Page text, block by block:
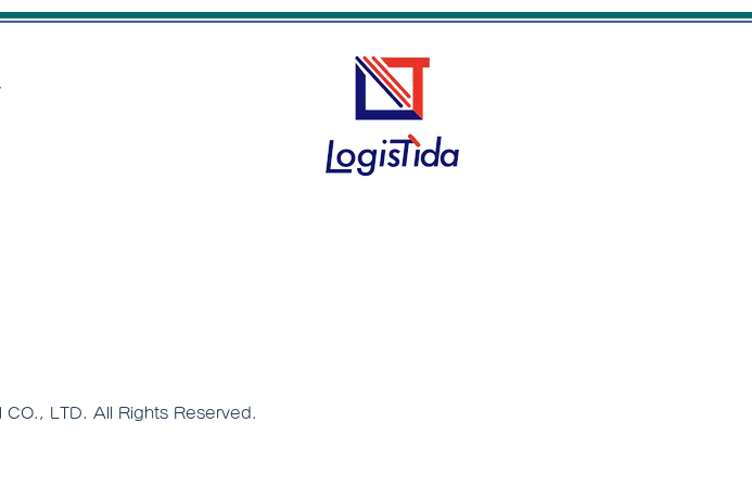
務範囲』の落
流への影響と荷主の対策
LTD. All Rights Reserved.